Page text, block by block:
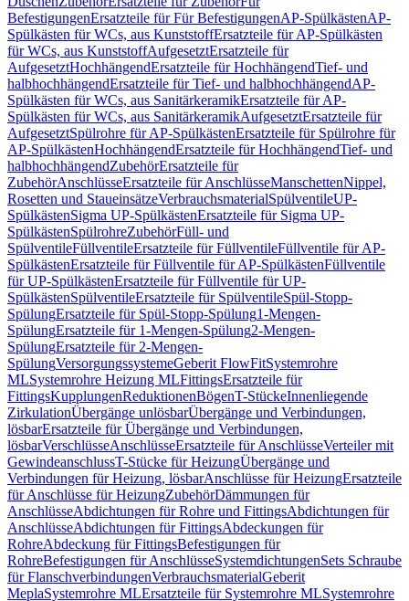
BefestigungenErsatzteile für Für BefestigungenAP-SpülkästenAP-
Spülkästen für WCs, aus KunststoffErsatzteile für AP-Spülkästen
für WCs, aus KunststoffAufgesetztErsatzteile für
AufgesetztHochhängendErsatzteile für HochhängendTief- und
halbhochhängendErsatzteile für Tief- und halbhochhängendAP-
Spülkästen für WCs, aus SanitärkeramikErsatzteile für AP-
Spülkästen für WCs, aus SanitärkeramikAufgesetztErsatzteile für
AufgesetztSpülrohre für AP-SpülkästenErsatzteile für Spülrohre für
AP-SpülkästenHochhängendErsatzteile für HochhängendTief- und
halbhochhängendZubehörErsatzteile für
ZubehörAnschlüsseErsatzteile für AnschlüsseManschettenNippel,
Rosetten und StaueinsätzeVerbrauchsmaterialSpülventileUP-
SpülkästenSigma UP-SpülkästenErsatzteile für Sigma UP-
SpülkästenSpülrohreZubehörFüll- und
SpülventileFüllventileErsatzteile für FüllventileFüllventile für AP-
SpülkästenErsatzteile für Füllventile für AP-SpülkästenFüllventile
für UP-SpülkästenErsatzteile für Füllventile für UP-
SpülkästenSpülventileErsatzteile für SpülventileSpül-Stopp-
SpülungErsatzteile für Spül-Stopp-Spülung1-Mengen-
SpülungErsatzteile für 1-Mengen-Spülung2-Mengen-
SpülungErsatzteile für 2-Mengen-
SpülungVersorgungssystemeGeberit FlowFitSystemrohre
MLSystemrohre Heizung MLFittingsErsatzteile für
FittingsKupplungenReduktionenBögenT-StückeInnenliegende
ZirkulationÜbergänge unlösbarÜbergänge und Verbindungen,
lösbarErsatzteile für Übergänge und Verbindungen,
lösbarVerschlüsseAnschlüsseErsatzteile für AnschlüsseVerteiler mit
GewindeanschlussT-Stücke für HeizungÜbergänge und
Verbindungen für Heizung, lösbarAnschlüsse für HeizungErsatzteile
für Anschlüsse für HeizungZubehörDämmungen für
AnschlüsseAbdichtungen für Rohre und FittingsAbdichtungen für
AnschlüsseAbdichtungen für FittingsAbdeckungen für
RohreAbdeckung für FittingsBefestigungen für
RohreBefestigungen für AnschlüsseSystemdichtungenSets Schraube
für FlanschverbindungenVerbrauchsmaterialGeberit
MeplaSystemrohre MLErsatzteile für Systemrohre MLSystemrohre